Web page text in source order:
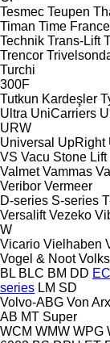
Tesmec Teupen
Timan Time France
Technik Trans-Lift
Trencor
Turchi
300F
Tutkun Kardeşler
Ultra UniCarriers
URW
Universal UpRight
VS Vacu Stone Lift
Valmet Vammas
Veribor Vermeer
D-series S-series
Versalift Vezeko
W
Vicario Vielhaben
Vogel & Noot
BL BLC BM DD EC
series LM SD
Volvo-ABG Von Arx
AB MT Super
WCM WMW WPG